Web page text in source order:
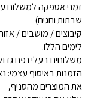
שבתות וחגים)
קיבוצים / מושבים /
לימים הללו.
משלוחים בעלי נפח
הזמנות באיסוף עצמי:
את המוצרים מהסניף,